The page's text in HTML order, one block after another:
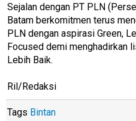
Sejalan dengan PT PLN
Batam berkomitmen terus
PLN dengan aspirasi Green,
Focused demi menghadirkan
Lebih Baik.
Ril/Redaksi
Tags Bintan